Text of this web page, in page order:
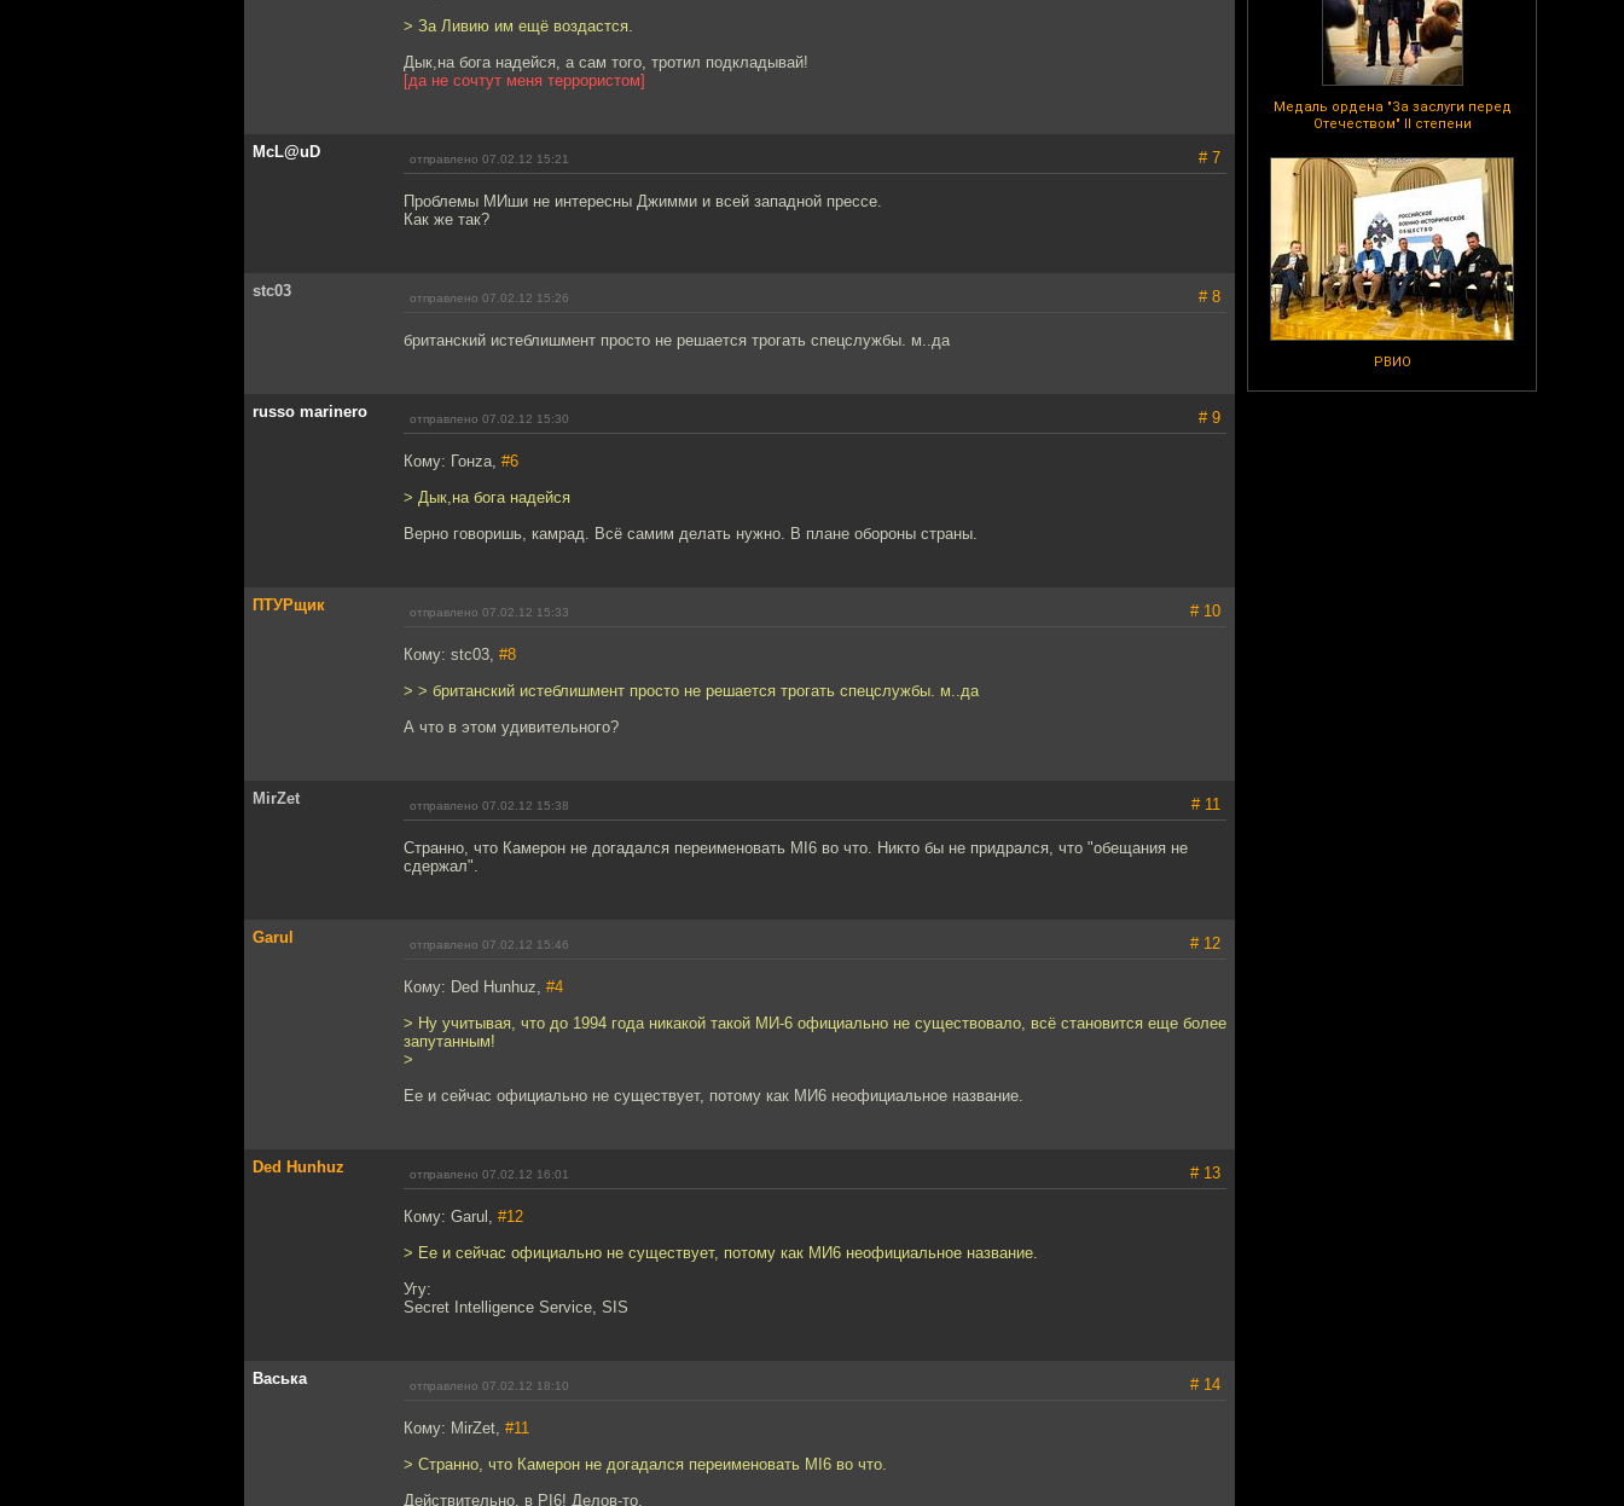
Медаль ордена "За заслуги перед
Отечеством" II степени
РВИО
> За Ливию им ещё воздастся.
Дык,на бога надейся, а сам того, тротил подкладывай!
[да не сочтут меня террористом]
McL@uD отправлено 07.02.12 15:21 # 7
Проблемы МИши не интересны Джимми и всей западной прессе.
Как же так?
stc03 отправлено 07.02.12 15:26 # 8
британский истеблишмент просто не решается трогать спецслужбы. м..да
russo marinero отправлено 07.02.12 15:30 # 9
Кому: Гонzа, #6
> Дык,на бога надейся
Верно говоришь, камрад. Всё самим делать нужно. В плане обороны страны.
ПТУРщик отправлено 07.02.12 15:33 # 10
Кому: stc03, #8
> > британский истеблишмент просто не решается трогать спецслужбы. м..да
А что в этом удивительного?
MirZet отправлено 07.02.12 15:38 # 11
Странно, что Камерон не догадался переименовать MI6 во что. Никто бы не придрался, что "обещания не
сдержал".
Garul отправлено 07.02.12 15:46 # 12
Кому: Ded Hunhuz, #4
> Ну учитывая, что до 1994 года никакой такой МИ-6 официально не существовало, всё становится еще более
запутанным!
>
Ее и сейчас официально не существует, потому как МИ6 неофициальное название.
Ded Hunhuz отправлено 07.02.12 16:01 # 13
Кому: Garul, #12
> Ее и сейчас официально не существует, потому как МИ6 неофициальное название.
Угу:
Secret Intelligence Service, SIS
Васька отправлено 07.02.12 18:10 # 14
Кому: MirZet, #11
> Странно, что Камерон не догадался переименовать MI6 во что.
Действительно, в PI6! Делов-то.